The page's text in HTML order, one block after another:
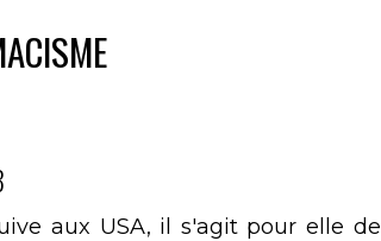
aux USA, il s'agit pour elle de